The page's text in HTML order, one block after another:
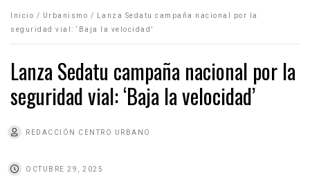
Inicio / Urbanismo /
Lanza Sedatu campaña nacional por la
seguridad vial: ‘Baja la velocidad’
Lanza Sedatu campaña nacional por la
seguridad vial: ‘Baja la velocidad’
REDACCIÓN CENTRO URBANO
OCTUBRE 29, 2025